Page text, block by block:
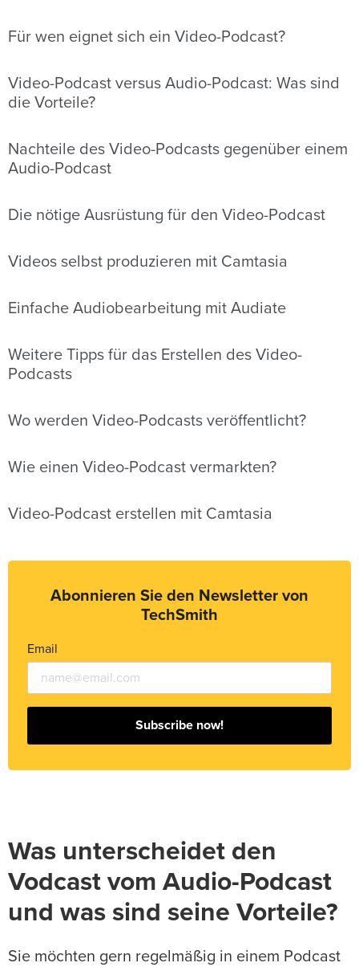
Für wen eignet sich ein Video-Podcast?
Video-Podcast versus Audio-Podcast: Was sind
die Vorteile?
Nachteile des Video-Podcasts gegenüber einem
Audio-Podcast
Die nötige Ausrüstung für den Video-Podcast
Videos selbst produzieren mit Camtasia
Einfache Audiobearbeitung mit Audiate
Weitere Tipps für das Erstellen des Video-
Podcasts
Wo werden Video-Podcasts veröffentlicht?
Wie einen Video-Podcast vermarkten?
Video-Podcast erstellen mit Camtasia
Abonnieren Sie den Newsletter von
TechSmith
Email
Subscribe now!
Was unterscheidet den
Vodcast vom Audio-Podcast
und was sind seine Vorteile?
Sie möchten gern regelmäßig in einem Podcast